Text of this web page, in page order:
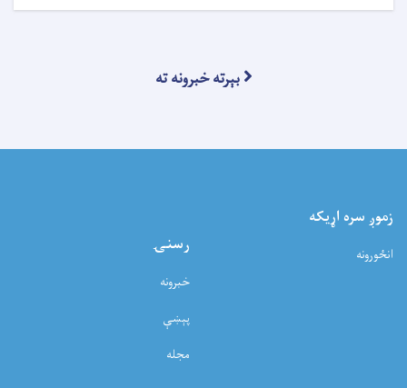
بېرته خبرونه ته
زموږ سره اړيکه
انځورونه رسنۍ
خبرونه
پېښې
مجله